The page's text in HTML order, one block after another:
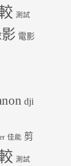
測試
電影
dji
佳能 剪
測試